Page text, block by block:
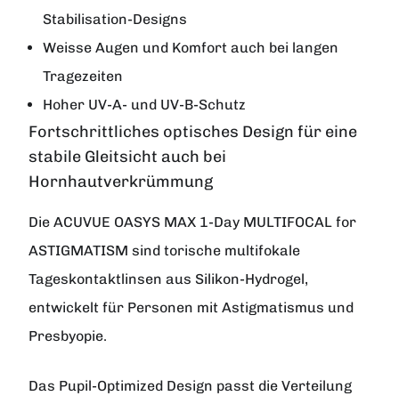
Stabilisation-Designs
Weisse Augen und Komfort auch bei langen
Tragezeiten
Hoher UV-A- und UV-B-Schutz
Fortschrittliches optisches Design für eine
stabile Gleitsicht auch bei
Hornhautverkrümmung
Die ACUVUE OASYS MAX 1-Day MULTIFOCAL for
ASTIGMATISM sind torische multifokale
Tageskontaktlinsen aus Silikon-Hydrogel,
entwickelt für Personen mit Astigmatismus und
Presbyopie.
Das Pupil-Optimized Design passt die Verteilung